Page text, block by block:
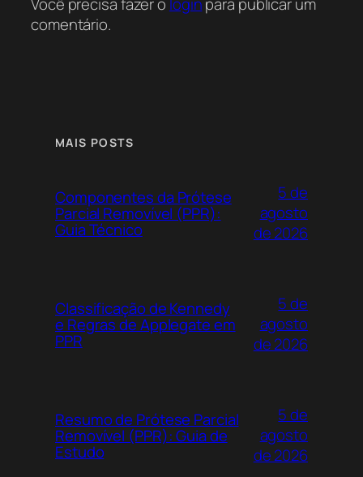
Você precisa fazer o loginpara publicar um
comentário.
MAIS POSTS
Componentes da Prótese
Parcial Removível (PPR):
Guia Técnico
5 de
agosto
de 2026
Classificação de Kennedy
e Regras de Applegate em
PPR
5 de
agosto
de 2026
Resumo de Prótese Parcial
Removível (PPR): Guia de
Estudo
5 de
agosto
de 2026